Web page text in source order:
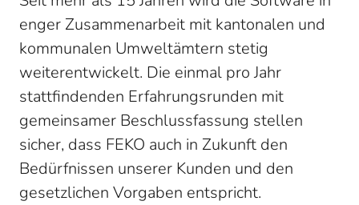
enger Zusammenarbeit mit kantonalen und
kommunalen Umweltämtern stetig
weiterentwickelt. Die einmal pro Jahr
stattfindenden Erfahrungsrunden mit
gemeinsamer Beschlussfassung stellen
sicher, dass FEKO auch in Zukunft den
Bedürfnissen unserer Kunden und den
gesetzlichen Vorgaben entspricht.